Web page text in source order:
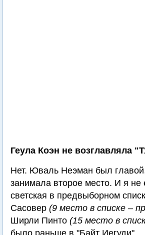
Геула Коэн не возглавляла
Нет. Юваль Неэман был
занимала второе место. И я не
светская в предвыборном
Сасовер (9 место в списке –
Ширли Пинто (15 место в